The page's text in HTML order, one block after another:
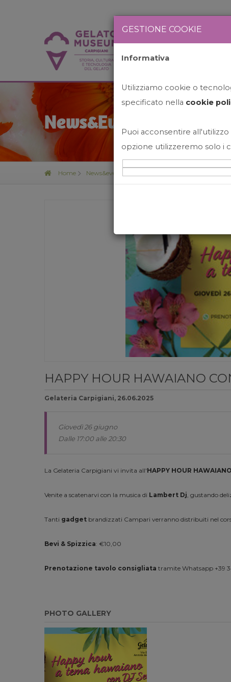
News&Events
Home News&events
HAPPY HOUR HAWAIANO
Gelateria Carpigiani, 26.06.2025
Giovedì 26 giugno
Dalle 17:00 alle 20:30
La Gelateria Carpigiani vi invita all'HAPPY HOUR HAWAIANO
Venite a scatenarvi con la musica di Lambert Dj, gustando
Tanti gadget brandizzati Campari verranno distribuiti nel
Bevi & Spizzica: €10,00
Prenotazione tavolo consigliata tramite Whatsapp +39
PHOTO GALLERY
GESTIONE COOKIE
Informativa
Utilizziamo cookie o
specificato nella cookie
Puoi acconsentire
opzione utilizzeremo solo i